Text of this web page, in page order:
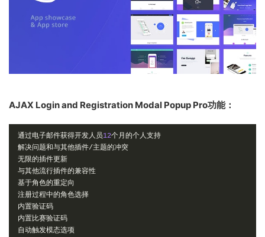
AJAX Login and Registration Modal Popup Pro功能：
通过电子邮件获得开发人员12个月的个人支持
解决问题和与其他插件/主题的冲突
无限的插件更新
与其他流行插件的兼容性
基于角色的重定向
注册过程中的角色选择
内置验证码
内置比赛验证码
自动触发模态选项